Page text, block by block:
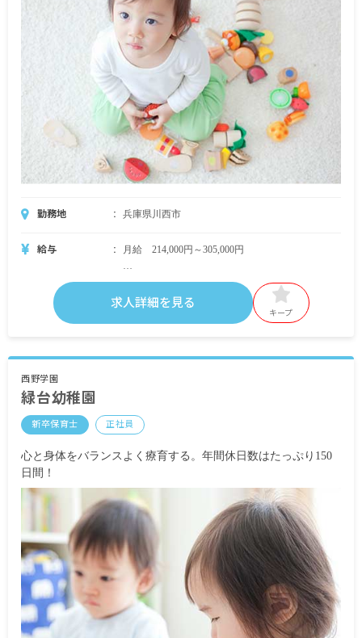
勤務地 兵庫県川西市
給与 月給 214,000円～305,000円
・月給内訳
基本給 204,000円～295,000円
年2回行事手当 8,000円
績）
求人詳細を見る
キープ
西野学園
緑台幼稚園
新卒保育士 正社員
心と身体をバランスよく療育する。年間休日数はたっぷり150
日間！